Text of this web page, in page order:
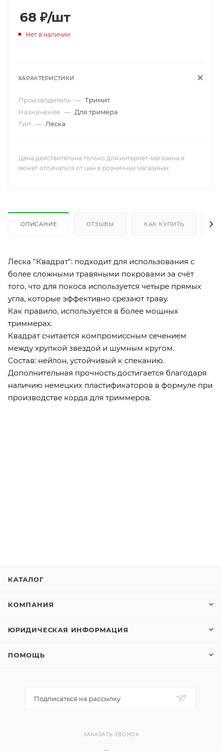
68 ₽/шт
Нет в наличии
ХАРАКТЕРИСТИКИ
Производитель — Тримит
Назначение — Для тримера
Тип — Леска
Цена действительна только для интернет-магазина и
может отличаться от цен в розничных магазинах
ОПИСАНИЕ ОТЗЫВЫ КАК КУПИТЬ
Леска "Квадрат": подходит для использования с
более сложными травяными покровами за счёт
того, что для покоса используется четыре прямых
угла, которые эффективно срезают траву.
Как правило, используется в более мощных
триммерах.
Квадрат считается компромиссным сечением
между хрупкой звездой и шумным кругом.
Состав: нейлон, устойчивый к спеканию.
Дополнительная прочность достигается благодаря
наличию немецких пластификаторов в формуле при
производстве корда для триммеров.
КАТАЛОГ
КОМПАНИЯ
ЮРИДИЧЕСКАЯ ИНФОРМАЦИЯ
ПОМОЩЬ
Подписаться на рассылку
ЗАКАЗАТЬ ЗВОНОК